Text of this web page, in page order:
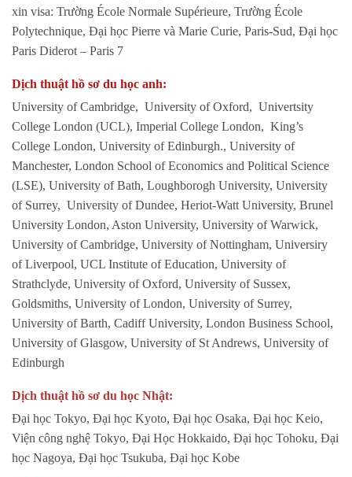
xin visa: Trường École Normale Supérieure, Trường École
Polytechnique, Đại học Pierre và Marie Curie, Paris-Sud, Đại học
Paris Diderot – Paris 7
Dịch thuật hồ sơ du học anh:
University of Cambridge, University of Oxford, Univertsity
College London (UCL), Imperial College London, King’s
College London, University of Edinburgh., University of
Manchester, London School of Economics and Political Science
(LSE), University of Bath, Loughborogh University, University
of Surrey, University of Dundee, Heriot-Watt University, Brunel
University London, Aston University, University of Warwick,
University of Cambridge, University of Nottingham, Universiry
of Liverpool, UCL Institute of Education, University of
Strathclyde, University of Oxford, University of Sussex,
Goldsmiths, University of London, University of Surrey,
University of Barth, Cadiff University, London Business School,
University of Glasgow, University of St Andrews, University of
Edinburgh
Dịch thuật hồ sơ du học Nhật:
Đại học Tokyo, Đại học Kyoto, Đại học Osaka, Đại học Keio,
Viện công nghệ Tokyo, Đại Học Hokkaido, Đại học Tohoku, Đại
học Nagoya, Đại học Tsukuba, Đại học Kobe